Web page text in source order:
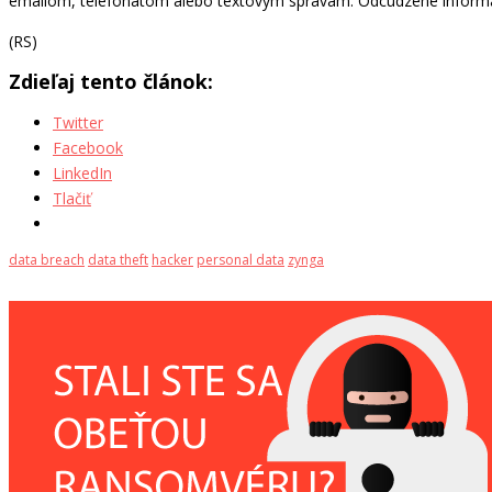
(RS)
Zdieľaj tento článok:
Twitter
Facebook
LinkedIn
Tlačiť
data breach data theft hacker personal data zynga